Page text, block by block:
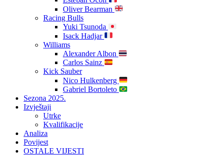
Oliver Bearman
Racing Bulls
Yuki Tsunoda
Isack Hadjar
Williams
Alexander Albon
Carlos Sainz
Kick Sauber
Nico Hulkenberg
Gabriel Bortoleto
Sezona 2025.
Izvještaji
Utrke
Kvalifikacije
Analiza
Povijest
OSTALE VIJESTI